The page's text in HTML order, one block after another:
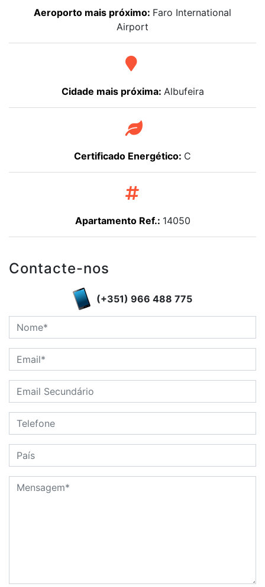
Aeroporto mais próximo: Faro International
Airport
Cidade mais próxima: Albufeira
Certificado Energético: C
Apartamento Ref.: 14050
Contacte-nos
(+351) 966 488 775